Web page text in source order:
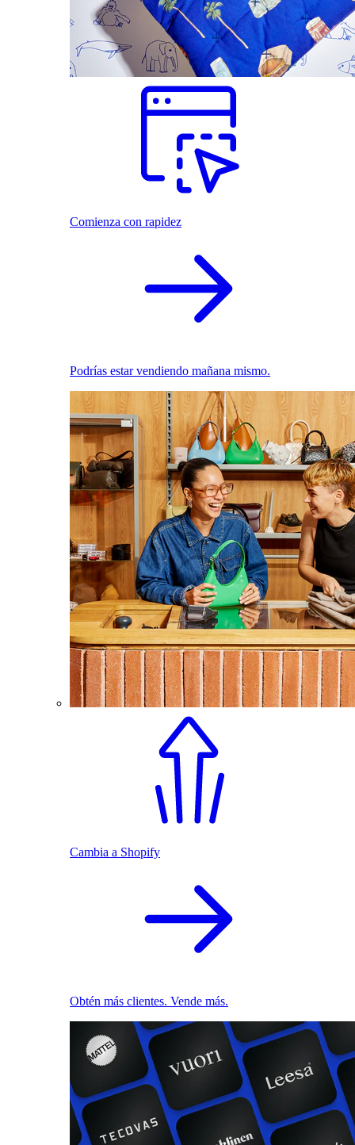
Comienza con rapidez
Podrías estar vendiendo mañana mismo.
Cambia a Shopify
Obtén más clientes. Vende más.